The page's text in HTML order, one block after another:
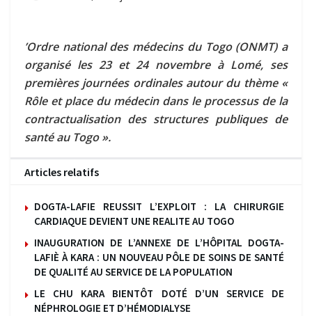
’Ordre national des médecins du Togo (ONMT) a
organisé les 23 et 24 novembre à Lomé, ses
premières journées ordinales autour du thème «
Rôle et place du médecin dans le processus de la
contractualisation des structures publiques de
santé au Togo ».
Articles relatifs
DOGTA-LAFIE REUSSIT L’EXPLOIT : LA CHIRURGIE
CARDIAQUE DEVIENT UNE REALITE AU TOGO
INAUGURATION DE L’ANNEXE DE L’HÔPITAL DOGTA-
LAFIÈ À KARA : UN NOUVEAU PÔLE DE SOINS DE SANTÉ
DE QUALITÉ AU SERVICE DE LA POPULATION
LE CHU KARA BIENTÔT DOTÉ D’UN SERVICE DE
NÉPHROLOGIE ET D’HÉMODIALYSE